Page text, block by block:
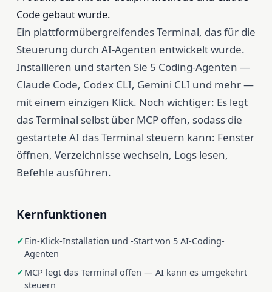
Code gebaut wurde.
Ein plattformübergreifendes Terminal, das für die
Steuerung durch AI-Agenten entwickelt wurde.
Installieren und starten Sie 5 Coding-Agenten —
Claude Code, Codex CLI, Gemini CLI und mehr —
mit einem einzigen Klick. Noch wichtiger: Es legt
das Terminal selbst über MCP offen, sodass die
gestartete AI das Terminal steuern kann: Fenster
öffnen, Verzeichnisse wechseln, Logs lesen,
Befehle ausführen.
Kernfunktionen
Ein-Klick-Installation und -Start von 5 AI-Coding-
Agenten
MCP legt das Terminal offen — AI kann es umgekehrt
steuern